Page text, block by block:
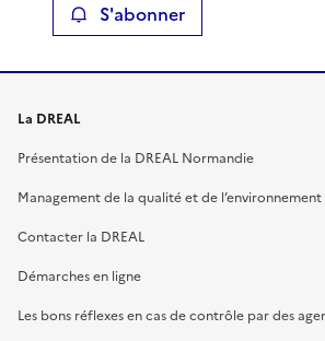
S'abonner
La DREAL
Présentation de la DREAL Normandie
Management de la qualité et de l’environnement
Contacter la DREAL
Démarches en ligne
Les bons réflexes en cas de contrôle par des